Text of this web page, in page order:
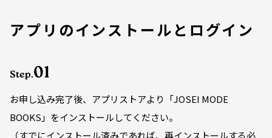
アプリのインストールとログイン
Step.01
お申し込み完了後、アプリストアより「JOSEI MODE
BOOKS」をインストールしてください。
（すでにインストール済みであれば、再インストールする必